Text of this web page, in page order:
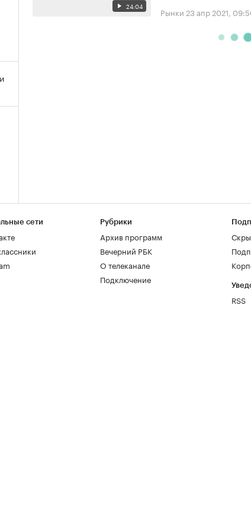
24:04 Рынки 23 апр 2021,
сети Рубрики
Архив программ
Вечерний РБК
О телеканале
Подключение
RSS